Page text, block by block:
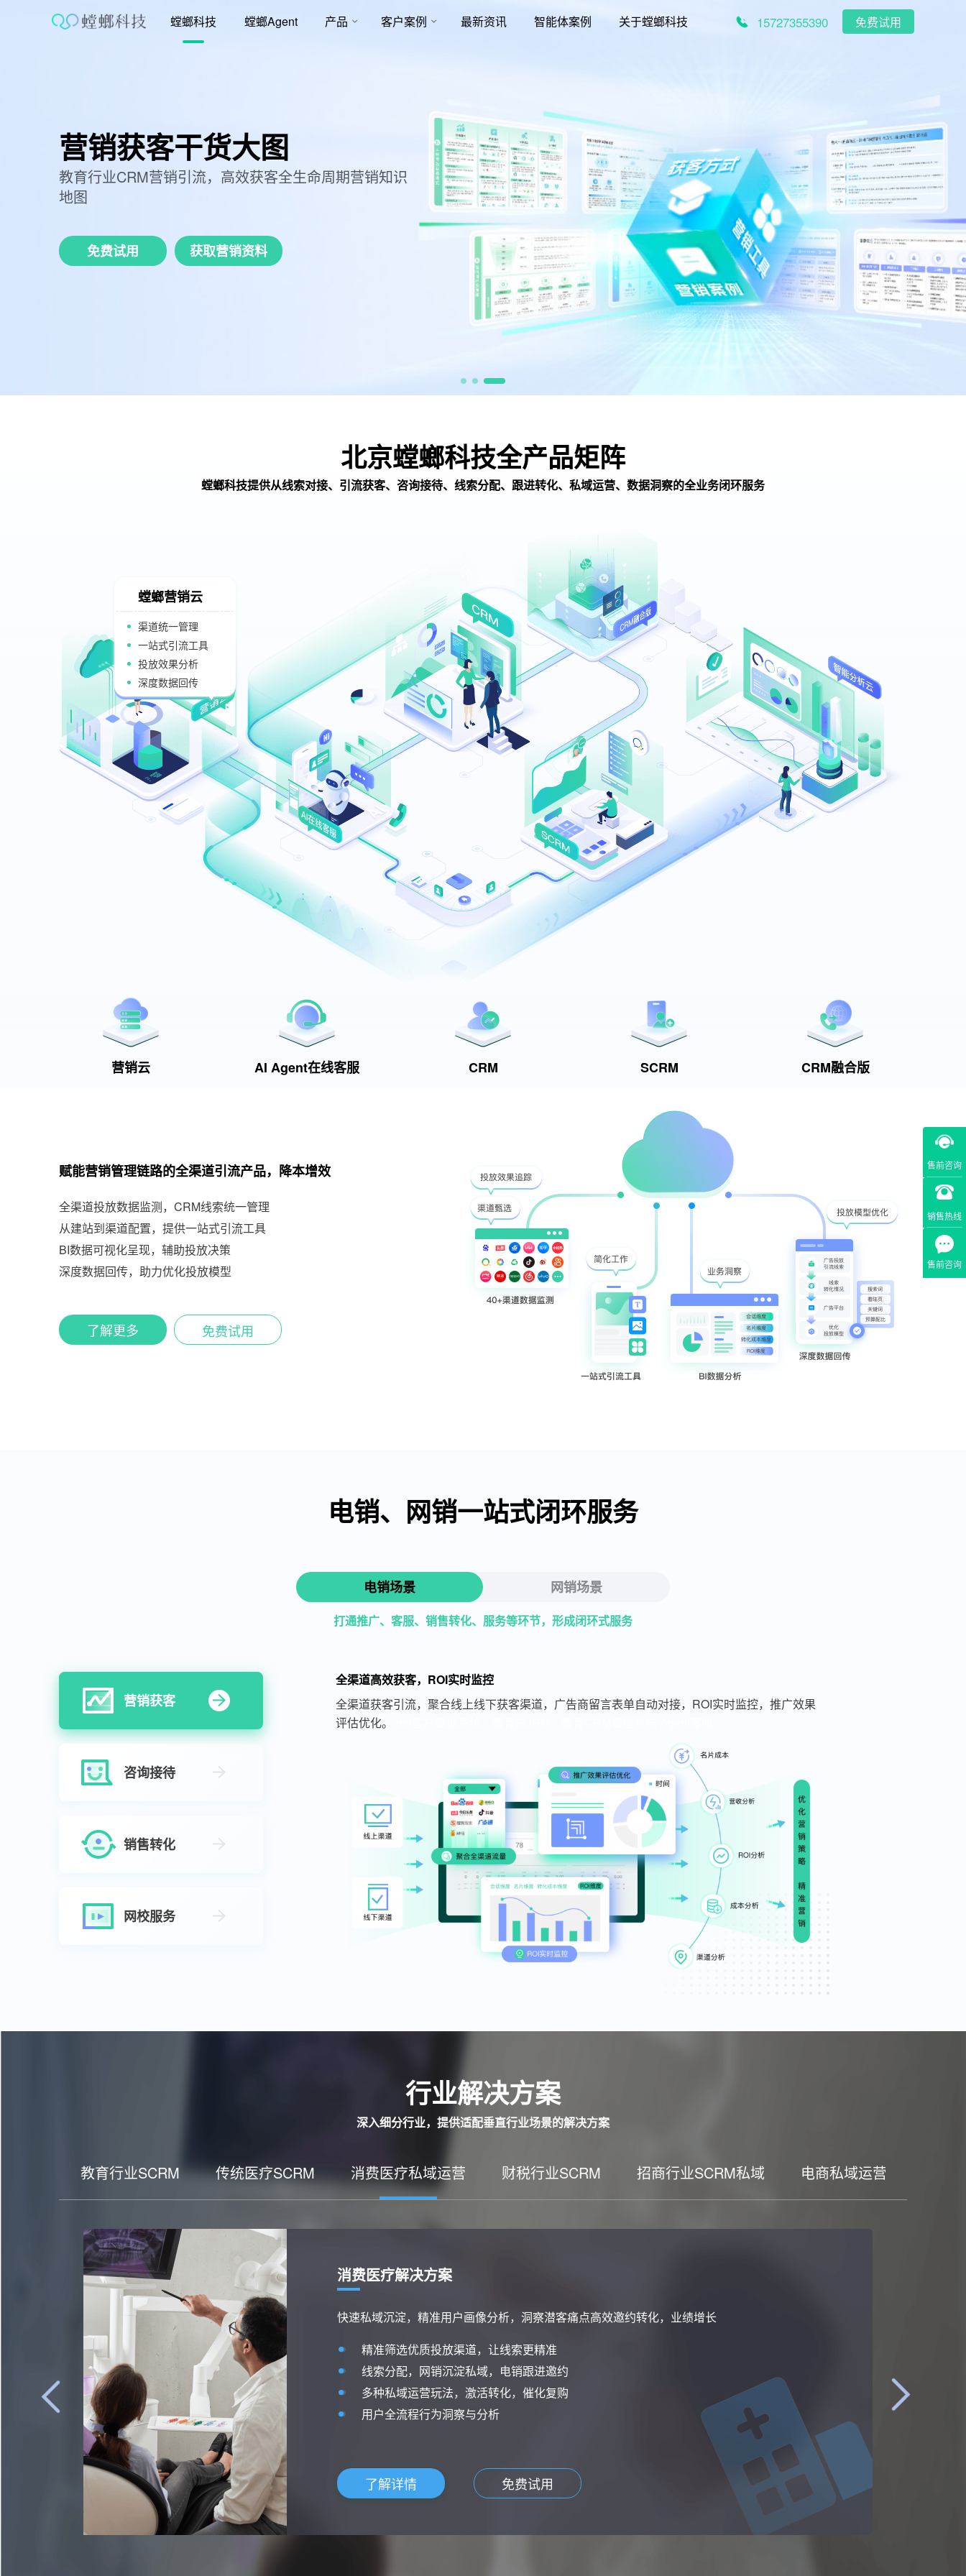
螳螂科技 螳螂Agent 产品 客户案例 最新资讯 智能体案例 关于螳螂科技 15727355390 免费试用
售前咨询
销售热线
售前咨询
营销获客干货大图
教育行业CRM营销引流，高效获客全生命周期营销知识
地图
免费试用 获取营销资料
北京螳螂科技全产品矩阵
螳螂科技提供从线索对接、引流获客、咨询接待、线索分配、跟进转化、私域运营、数据洞察的全业务闭环服务
螳螂营销云
渠道统一管理
一站式引流工具
投放效果分析
深度数据回传
AI在线客服系统
全渠道访客接待
人机协作
专业优化师服务
营销云 AI Agent在线客服 CRM SCRM CRM融合版
赋能营销管理链路的全渠道引流产品，降本增效
全渠道投放数据监测，CRM线索统一管理
从建站到渠道配置，提供一站式引流工具
BI数据可视化呈现，辅助投放决策
深度数据回传，助力优化投放模型
了解更多 免费试用
电销、网销一站式闭环服务
电销场景 网销场景
打通推广、客服、销售转化、服务等环节，形成闭环式服务
营销获客
咨询接待
销售转化
网校服务
全渠道高效获客，ROI实时监控
全渠道获客引流，聚合线上线下获客渠道，广告商留言表单自动对接，ROI实时监控，推广效果
评估优化。
行业解决方案
深入细分行业，提供适配垂直行业场景的解决方案
教育行业SCRM 传统医疗SCRM 消费医疗私域运营 财税行业SCRM 招商行业SCRM私域 电商私域运营工具
财税行业解决方案
客户资源精细化管理运营，降低获客成本，提升转化效果
营销推广渠道统一管理，降低投放获客成本
财税客户资源高效分配和管理，提升销售转化效率
覆盖引流、咨询、客户线索全周期一站式管理，效率飙升
全业务流程数据闭环，高效优化业务
了解详情 免费试用